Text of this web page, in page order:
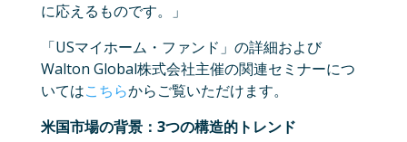
に応えるものです。」
「USマイホーム・ファンド」の詳細および
Walton Global株式会社主催の関連セミナーにつ
いてはこちらからご覧いただけます。
米国市場の背景：3つの構造的トレンド